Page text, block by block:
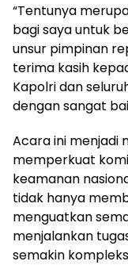
“Tentunya
bagi saya untuk
unsur pimpinan
terima kasih
Kapolri dan
dengan sangat
Acara ini menjadi
memperkuat
keamanan
tidak hanya
menguatkan
menjalankan
semakin